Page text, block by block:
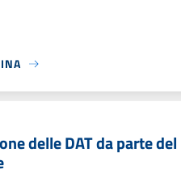
delle DAT da parte del